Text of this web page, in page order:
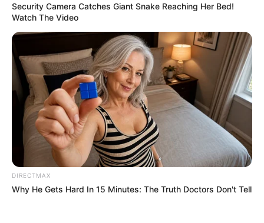
Security Camera Catches Giant Snake Reaching Her Bed!
Watch The Video
DIRECTMAX
Why He Gets Hard In 15 Minutes: The Truth Doctors Don't Tell